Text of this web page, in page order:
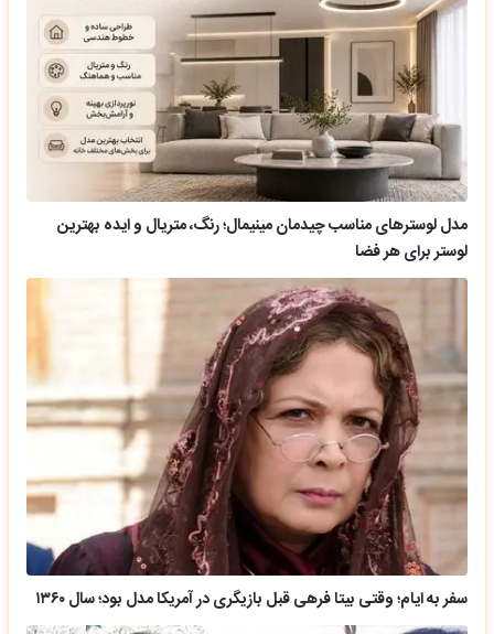
مدل لوسترهای مناسب چیدمان مینیمال؛ رنگ، متریال و ایده بهترین
لوستر برای هر فضا
سفر به ایام؛ وقتی بیتا فرهی قبل بازیگری در آمریکا مدل بود؛ سال ۱۳۶۰